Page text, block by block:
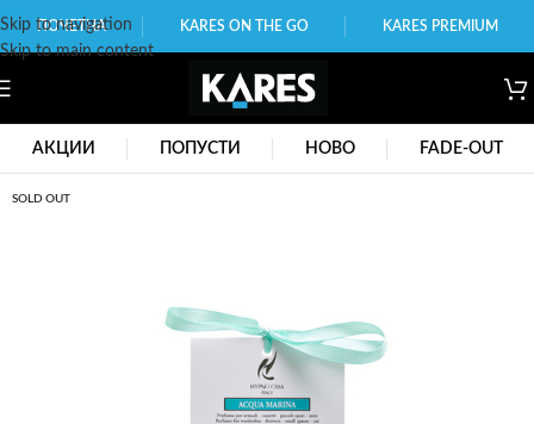
Skip to navigation
Skip to main content
ПОЧЕТНА KARES ON THE GO KARES PREMIUM
АКЦИИ ПОПУСТИ НОВО FADE-OUT
SOLD OUT